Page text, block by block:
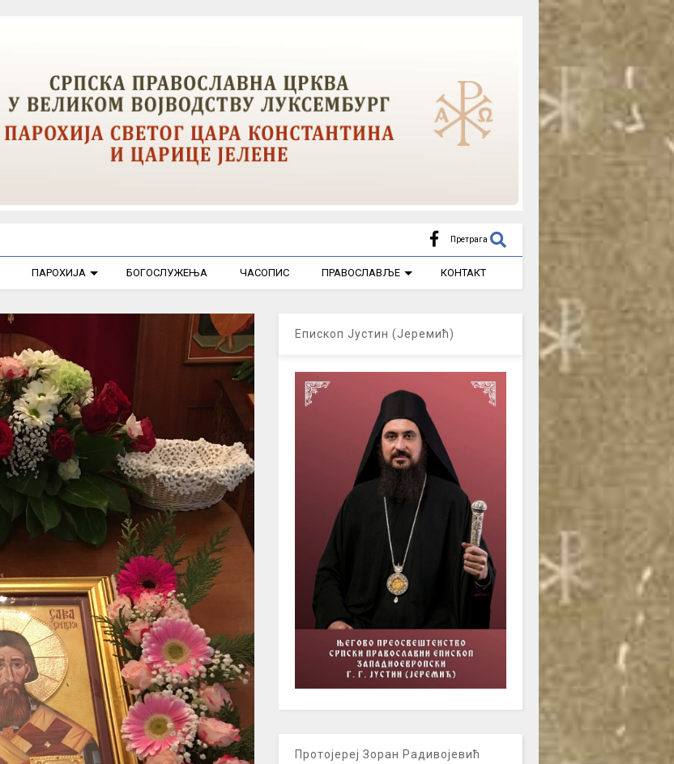
Претрага
ПАРОХИЈА БОГОСЛУЖЕЊА ЧАСОПИС ПРАВОСЛАВЉЕ КОНТАКТ
Епископ Јустин (Јеремић)
Протојереј Зоран Радивојевић